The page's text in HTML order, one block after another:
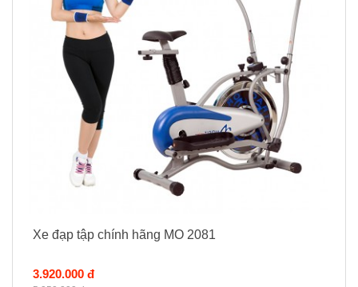
Xe đạp tập chính hãng MO 2081
3.920.000 đ